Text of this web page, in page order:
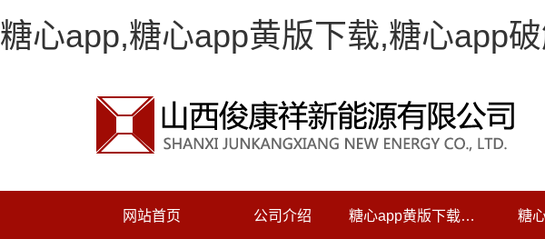
糖心app,糖心app黄版下载,糖心app
网站首页 公司介绍 糖心app黄版下载中心 糖